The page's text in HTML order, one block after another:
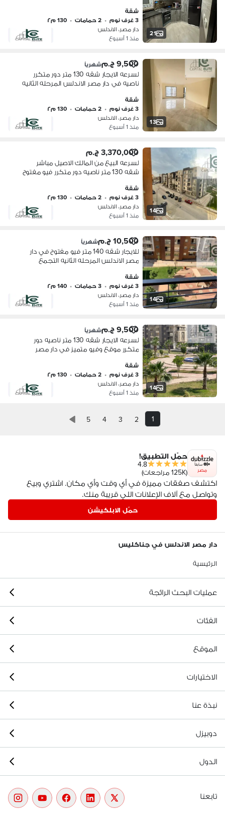
21
الخامس
شقة
3 غرف نوم
• 2 حمامات • 130 م٢
دار مصر، الاندلس
منذ 1 أسبوع
13
9,500 ج.م شهرياً
لسرعه الايجار شقه 130 متر دور متكرر
ناصيه في دار مصر الاندلس المرحله الثانيه
شقة
3 غرف نوم
• 2 حمامات • 130 م٢
دار مصر، الاندلس
منذ 1 أسبوع
14
3,370,000 ج.م
لسرعه البيع من المالك الاصيل مباشر
شقه 130 متر ناصيه دور متكرر فيو مفتوح
الثانيه التجمع الخامس
شقة
3 غرف نوم
• 2 حمامات • 130 م٢
دار مصر، الاندلس
منذ 1 أسبوع
14
10,500 ج.م شهرياً
للايجار شقه 140 متر فيو مفتوح في دار
مصر الاندلس المرحله الثانيه التجمع
شقة
3 غرف نوم
• 3 حمامات • 140 م٢
دار مصر، الاندلس
منذ 1 أسبوع
14
9,500 ج.م شهرياً
لسرعه الايجار شقه 130 متر ناصيه دور
متكرر موقع وفيو متميز في دار مصر
شقة
3 غرف نوم
• 2 حمامات • 130 م٢
دار مصر، الاندلس
منذ 1 أسبوع
1
2
3
4
5
مصر
حمّل التطبيق!
4.8
(125K مراجعات)
اكتشف صفقات مميزة في أي وقت وأي مكان. اشتري وبيع
وتواصل مع آلاف الإعلانات اللي قريبة منك.
حمّل الابلكيشن
دار مصر الاندلس في جناكليس
الرئيسية
عمليات البحث الرائجة
الفئات
الموقع
الاختيارات
نبذة عنا
دوبيزل
الدول
تابعنا